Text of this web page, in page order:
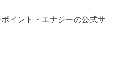
イント・エナジーの公式サ